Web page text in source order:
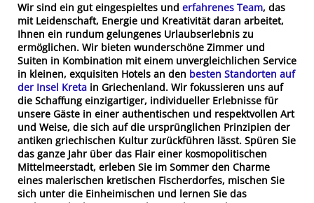
Wir sind ein gut eingespieltes und erfahrenes Team, das
mit Leidenschaft, Energie und Kreativität daran arbeitet,
Ihnen ein rundum gelungenes Urlaubserlebnis zu
ermöglichen. Wir bieten wunderschöne Zimmer und
Suiten in Kombination mit einem unvergleichlichen Service
in kleinen, exquisiten Hotels an den besten Standorten auf
der Insel Kreta in Griechenland. Wir fokussieren uns auf
die Schaffung einzigartiger, individueller Erlebnisse für
unsere Gäste in einer authentischen und respektvollen Art
und Weise, die sich auf die ursprünglichen Prinzipien der
antiken griechischen Kultur zurückführen lässt. Spüren Sie
das ganze Jahr über das Flair einer kosmopolitischen
Mittelmeerstadt, erleben Sie im Sommer den Charme
eines malerischen kretischen Fischerdorfes, mischen Sie
sich unter die Einheimischen und lernen Sie das